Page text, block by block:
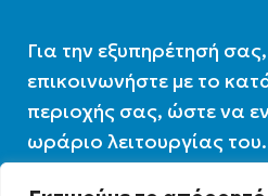
Για την εξυπηρέτησή
επικοινωνήστε με το
περιοχής σας, ώστε να
ωράριο λειτουργίας του.